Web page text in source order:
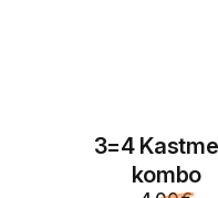
3=4
kombo